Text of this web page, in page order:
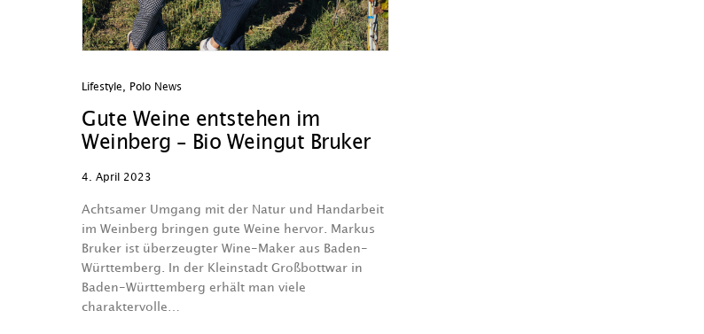
Lifestyle Polo News
Gute Weine entstehen im
Weinberg – Bio Weingut Bruker
4. April 2023
Achtsamer Umgang mit der Natur und Handarbeit
im Weinberg bringen gute Weine hervor. Markus
Bruker ist überzeugter Wine-Maker aus Baden-
Württemberg. In der Kleinstadt Großbottwar in
Baden-Württemberg erhält man viele
charaktervolle…